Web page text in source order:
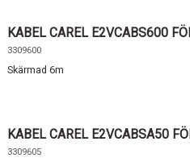
KABEL CAREL E2VCABS600
3309600
Skärmad 6m
KABEL CAREL E2VCABSA50
3309605